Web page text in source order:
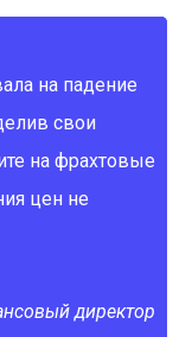
на падение
свои
на фрахтовые
цен не
директор